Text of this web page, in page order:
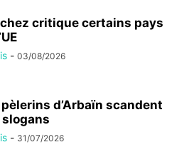
critique certains pays
- 03/08/2026
pèlerins d’Arbaïn scandent
- 31/07/2026